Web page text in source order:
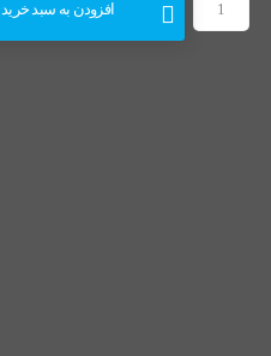
افزودن به سبد خرید